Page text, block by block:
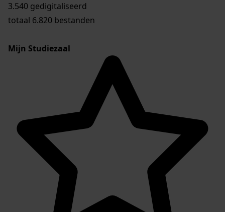
3.540 gedigitaliseerd
totaal 6.820 bestanden
Mijn Studiezaal